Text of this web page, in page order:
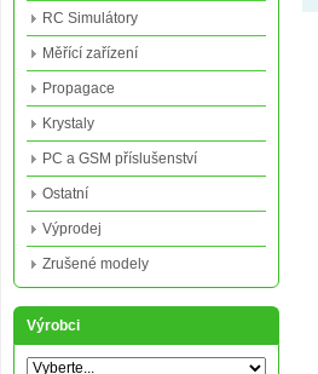
RC Simulátory
Měřící zařízení
Propagace
Krystaly
PC a GSM příslušenství
Ostatní
Výprodej
Zrušené modely
Výrobci